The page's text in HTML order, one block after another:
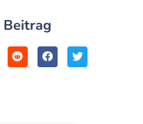
Beitrag